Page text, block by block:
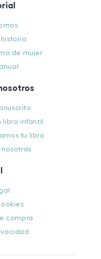
de mujer
libro infantil
tu libro
compra